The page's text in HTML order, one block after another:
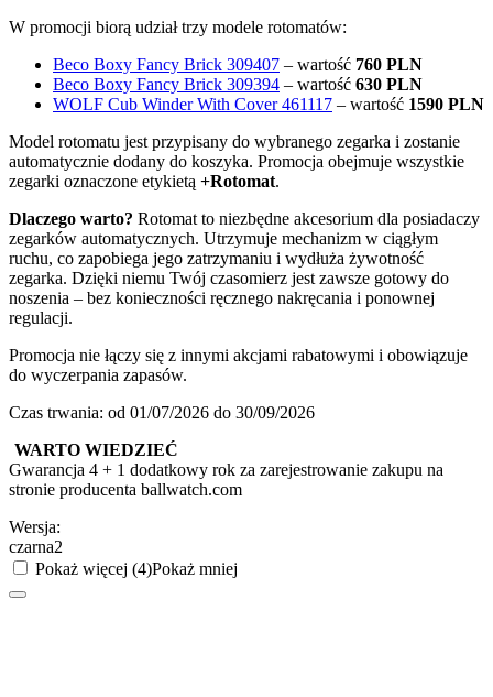
W promocji biorą udział trzy modele rotomatów:
Beco Boxy Fancy Brick 309407 – wartość 760 PLN
Beco Boxy Fancy Brick 309394 – wartość 630 PLN
WOLF Cub Winder With Cover 461117 – wartość 1590 PLN
Model rotomatu jest przypisany do wybranego zegarka i zostanie
automatycznie dodany do koszyka. Promocja obejmuje wszystkie
zegarki oznaczone etykietą +Rotomat.
Dlaczego warto? Rotomat to niezbędne akcesorium dla posiadaczy
zegarków automatycznych. Utrzymuje mechanizm w ciągłym
ruchu, co zapobiega jego zatrzymaniu i wydłuża żywotność
zegarka. Dzięki niemu Twój czasomierz jest zawsze gotowy do
noszenia – bez konieczności ręcznego nakręcania i ponownej
regulacji.
Promocja nie łączy się z innymi akcjami rabatowymi i obowiązuje
do wyczerpania zapasów.
Czas trwania: od 01/07/2026 do 30/09/2026
WARTO WIEDZIEĆ
Gwarancja 4 + 1 dodatkowy rok za zarejestrowanie zakupu na
stronie producenta ballwatch.com
Wersja:
czarna2
Pokaż więcej (4)Pokaż mniej